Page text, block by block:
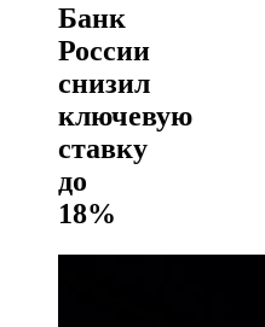
Банк
России
снизил
ключевую
ставку
до
18%